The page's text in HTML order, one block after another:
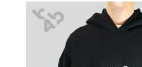
HIER: